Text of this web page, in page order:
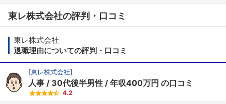
東レ株式会社の評判・口コミ
東レ株式会社
退職理由についての評判・口コミ
[東レ株式会社]
人事 30代後半男性 年収400万円 の口コミ
4.2